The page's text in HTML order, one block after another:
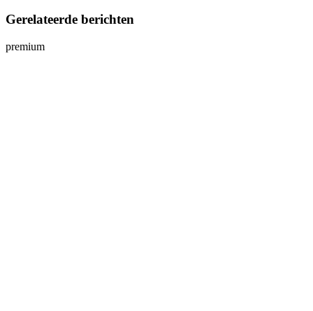
Gerelateerde berichten
premium